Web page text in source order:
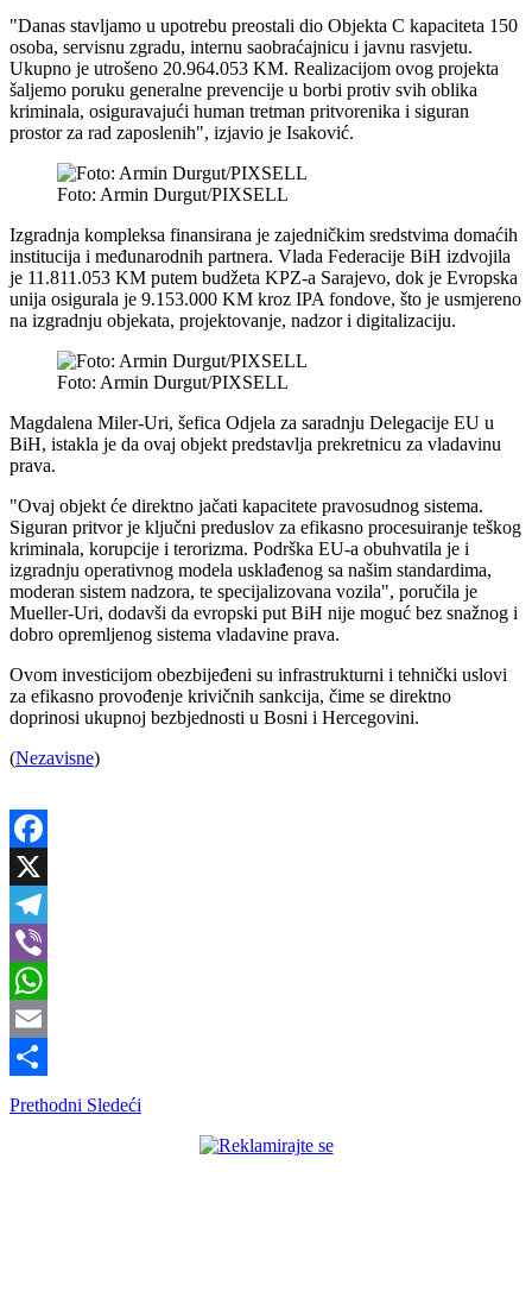
"Danas stavljamo u upotrebu preostali dio Objekta C kapaciteta 150
osoba, servisnu zgradu, internu saobraćajnicu i javnu rasvjetu.
Ukupno je utrošeno 20.964.053 KM. Realizacijom ovog projekta
šaljemo poruku generalne prevencije u borbi protiv svih oblika
kriminala, osiguravajući human tretman pritvorenika i siguran
prostor za rad zaposlenih", izjavio je Isaković.
Foto: Armin Durgut/PIXSELL
Izgradnja kompleksa finansirana je zajedničkim sredstvima domaćih
institucija i međunarodnih partnera. Vlada Federacije BiH izdvojila
je 11.811.053 KM putem budžeta KPZ-a Sarajevo, dok je Evropska
unija osigurala je 9.153.000 KM kroz IPA fondove, što je usmjereno
na izgradnju objekata, projektovanje, nadzor i digitalizaciju.
Foto: Armin Durgut/PIXSELL
Magdalena Miler-Uri, šefica Odjela za saradnju Delegacije EU u
BiH, istakla je da ovaj objekt predstavlja prekretnicu za vladavinu
prava.
"Ovaj objekt će direktno jačati kapacitete pravosudnog sistema.
Siguran pritvor je ključni preduslov za efikasno procesuiranje teškog
kriminala, korupcije i terorizma. Podrška EU-a obuhvatila je i
izgradnju operativnog modela usklađenog sa našim standardima,
moderan sistem nadzora, te specijalizovana vozila", poručila je
Mueller-Uri, dodavši da evropski put BiH nije moguć bez snažnog i
dobro opremljenog sistema vladavine prava.
Ovom investicijom obezbijeđeni su infrastrukturni i tehnički uslovi
za efikasno provođenje krivičnih sankcija, čime se direktno
doprinosi ukupnoj bezbjednosti u Bosni i Hercegovini.
(Nezavisne)
Facebook
X
Telegram
Viber
WhatsApp
Email
Share
Prethodni Sledeći